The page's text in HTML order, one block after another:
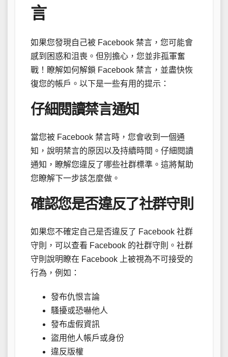
言
如果您發現自己被 Facebook 禁言，您可能會
感到困惑和沮喪。但別擔心，您並非孤軍奮
戰！瞭解如何解鎖 Facebook 禁言，並盡快恢
復您的帳戶。以下是一些有用的提示：
仔細閱讀禁言通知
當您被 Facebook 禁言時，您會收到一個通
知，說明禁言的原因以及持續時間。仔細閱讀
通知，瞭解您違反了哪些社群標準。這將幫助
您瞭解下一步該怎麼做。
確認您是否違反了社群守則
如果您不確定自己是否違反了 Facebook 社群
守則，可以查看 Facebook 的社群守則。社群
守則說明瞭在 Facebook 上被視為不可接受的
行為，例如：
發布仇恨言論
騷擾或恐嚇他人
發布虛假資訊
盜用他人帳戶或身份
違反版權